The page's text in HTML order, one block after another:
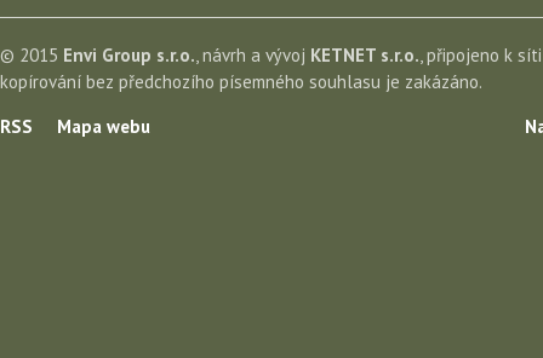
© 2015 Envi Group s.r.o., návrh a vývoj KETNET s.r.o., připojeno k
kopírování bez předchozího písemného souhlasu je zakázáno.
RSS
Mapa webu